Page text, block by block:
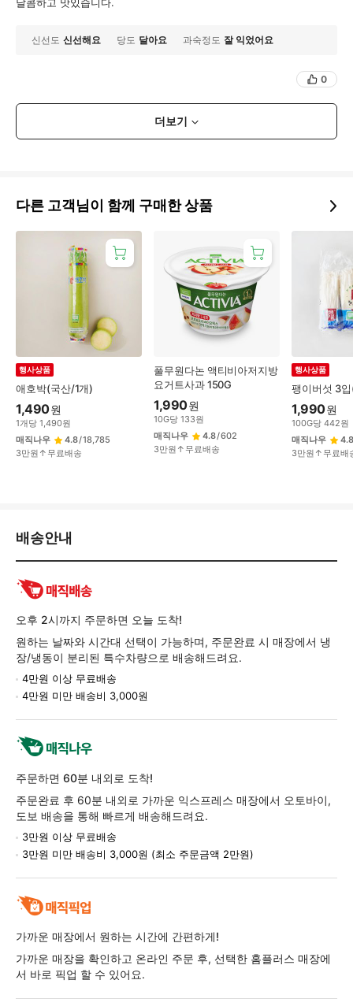
신선도 신선해요 당도 달아요 과숙정도 잘 익었어요
0
더보기
다른 고객님이 함께 구매한 상품
애호박(국산/1개)
행사상품
1,490원
1개당 1,490원
매직나우
4.8/18,785
3만원↑무료배송
풀무원다논 액티비아저지방
요거트사과 150G
1,990원
10G당 133원
매직나우
4.8/602
3만원↑무료배송
팽이버섯 3
행사상품
1,990원
100G당 442원
매직나우
4.8
3만원↑무료배
배
교
환/
반
품
정
보
배송안내
오후 2시까지 주문하면 오늘 도착!
원하는 날짜와 시간대 선택이 가능하며, 주문완료 시 매장에서 냉
장/냉동이 분리된 특수차량으로 배송해드려요.
4만원 이상 무료배송
4만원 미만 배송비 3,000원
주문하면 60분 내외로 도착!
주문완료 후 60분 내외로 가까운 익스프레스 매장에서 오토바이,
도보 배송을 통해 빠르게 배송해드려요.
3만원 이상 무료배송
3만원 미만 배송비 3,000원 (최소 주문금액 2만원)
가까운 매장에서 원하는 시간에 간편하게!
가까운 매장을 확인하고 온라인 주문 후, 선택한 홈플러스 매장에
서 바로 픽업 할 수 있어요.